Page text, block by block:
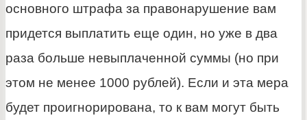
основного штрафа за правонарушение вам
придется выплатить еще один, но уже в два
раза больше невыплаченной суммы (но при
этом не менее 1000 рублей). Если и эта мера
будет проигнорирована, то к вам могут быть